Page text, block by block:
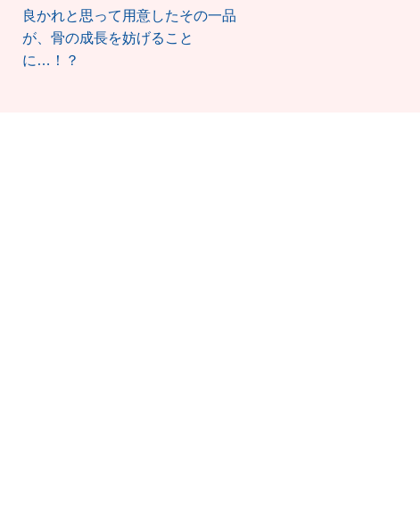
良かれと思って用意したその一品
が、骨の成長を妨げること
に…！？